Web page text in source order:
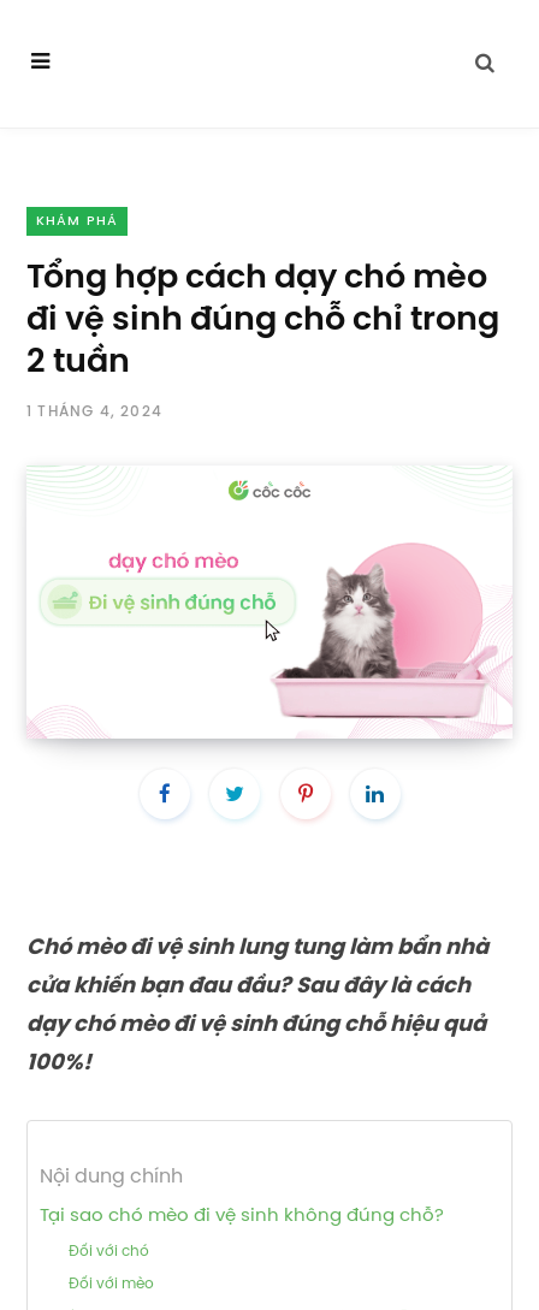
KHÁM PHÁ
Tổng hợp cách dạy chó mèo
đi vệ sinh đúng chỗ chỉ trong
2 tuần
1 THÁNG 4, 2024
Chó mèo đi vệ sinh lung tung làm bẩn nhà
cửa khiến bạn đau đầu? Sau đây là cách
dạy chó mèo đi vệ sinh đúng chỗ hiệu quả
100%!
Nội dung chính
Tại sao chó mèo đi vệ sinh không đúng chỗ?
Đối với chó
Đối với mèo